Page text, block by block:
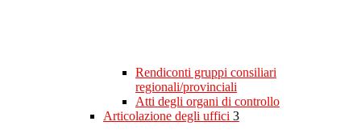
Rendiconti gruppi consiliari
regionali/provinciali
Atti degli organi di controllo
Articolazione degli uffici 3